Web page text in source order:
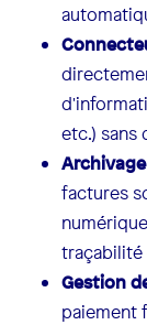
etc.) sans
factures
Gestion
paiement